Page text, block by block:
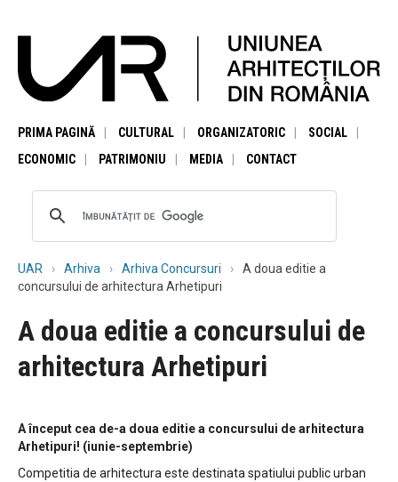
PRIMA PAGINĂ CULTURAL ORGANIZATORIC
SOCIAL
ECONOMIC
PATRIMONIU MEDIA CONTACT
UAR Arhiva Arhiva Concursuri
A doua editie a
concursului de arhitectura Arhetipuri
A doua editie a concursului de
arhitectura Arhetipuri
A început cea de-a doua editie a concursului de arhitectura
Arhetipuri! (iunie-septembrie)
Competitia de arhitectura este destinata spatiului public urban